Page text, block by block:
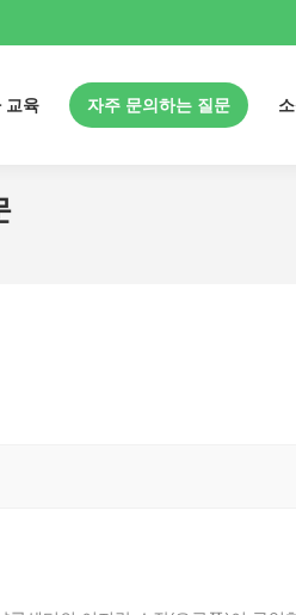
교육 자주 문의하는 질문
교육 자주 문의하는 질문